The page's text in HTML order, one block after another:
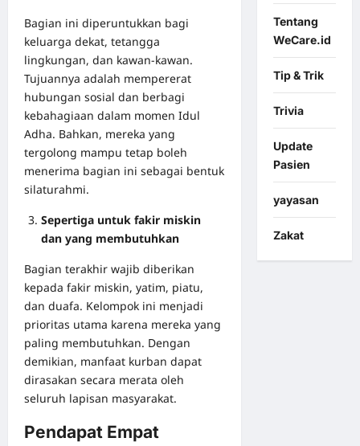
Bagian ini diperuntukkan bagi
keluarga dekat, tetangga
lingkungan, dan kawan-kawan.
Tujuannya adalah mempererat
hubungan sosial dan berbagi
kebahagiaan dalam momen Idul
Adha. Bahkan, mereka yang
tergolong mampu tetap boleh
menerima bagian ini sebagai bentuk
silaturahmi.
Sepertiga untuk fakir miskin
dan yang membutuhkan
Bagian terakhir wajib diberikan
kepada fakir miskin, yatim, piatu,
dan duafa. Kelompok ini menjadi
prioritas utama karena mereka yang
paling membutuhkan. Dengan
demikian, manfaat kurban dapat
dirasakan secara merata oleh
seluruh lapisan masyarakat.
Pendapat Empat
Tentang
WeCare.id
Tip & Trik
Trivia
Update
Pasien
yayasan
Zakat